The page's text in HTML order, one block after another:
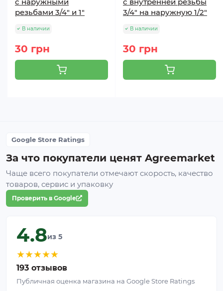
резьбами 3/4" и 1"
В наличии
30 грн
3/4" на наружную 1/2"
В наличии
30 грн
Google Store Ratings
За что покупатели ценят Agreemarket
Чаще всего покупатели отмечают скорость, качество
товаров, сервис и упаковку
Проверить в Google
4.8из 5
★★★★★
193 отзывов
Публичная оценка магазина на Google Store Ratings